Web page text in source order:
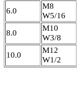
6.0
M8
W5/16
8.0
M10
W3/8
10.0
M12
W1/2